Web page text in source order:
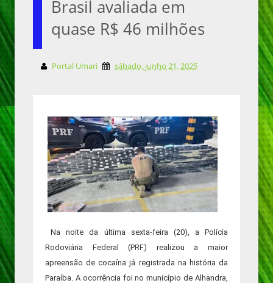
Brasil avaliada em
quase R$ 46 milhões
Portal Umari sábado, junho 21, 2025
Na noite da última sexta-feira (20), a Polícia
Rodoviária Federal (PRF) realizou a maior
apreensão de cocaína já registrada na história da
Paraíba. A ocorrência foi no município de Alhandra,